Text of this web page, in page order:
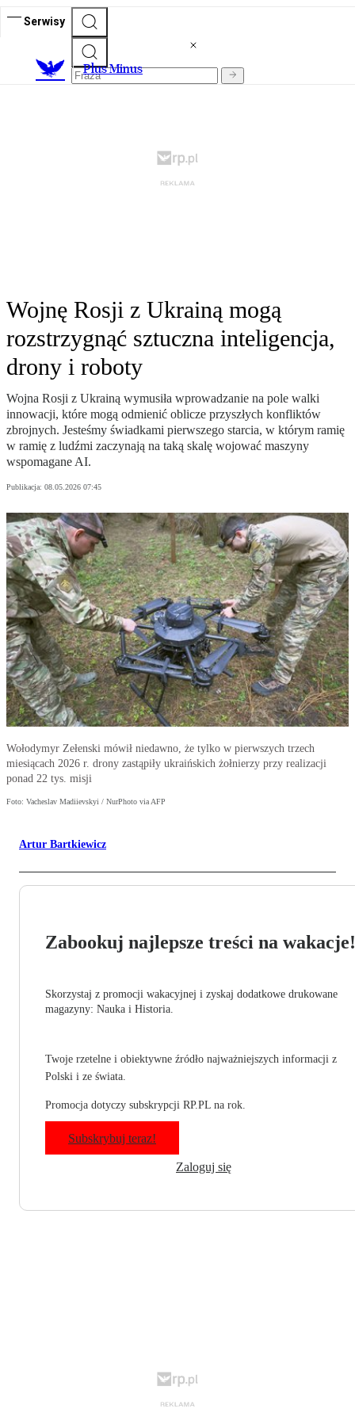
Serwisy
Plus Minus
Wojnę Rosji z Ukrainą mogą
rozstrzygnąć sztuczna inteligencja,
drony i roboty
Wojna Rosji z Ukrainą wymusiła wprowadzanie na pole walki
innowacji, które mogą odmienić oblicze przyszłych konfliktów
zbrojnych. Jesteśmy świadkami pierwszego starcia, w którym ramię
w ramię z ludźmi zaczynają na taką skalę wojować maszyny
wspomagane AI.
Publikacja: 08.05.2026 07:45
Wołodymyr Zełenski mówił niedawno, że tylko w pierwszych trzech
miesiącach 2026 r. drony zastąpiły ukraińskich żołnierzy przy realizacji
ponad 22 tys. misji
Foto: Vacheslav Madiievskyi / NurPhoto via AFP
Artur Bartkiewicz
Zabookuj najlepsze treści na wakacje!
Skorzystaj z promocji wakacyjnej i zyskaj dodatkowe drukowane
magazyny: Nauka i Historia.
Twoje rzetelne i obiektywne źródło najważniejszych informacji z
Polski i ze świata.
Promocja dotyczy subskrypcji RP.PL na rok.
Subskrybuj teraz!
Zaloguj się